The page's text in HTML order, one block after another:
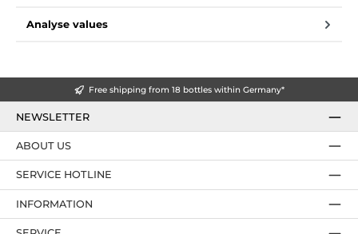
Analyse values
Free shipping from 18 bottles within Germany*
NEWSLETTER
SERVICE HOTLINE
ABOUT US
INFORMATION